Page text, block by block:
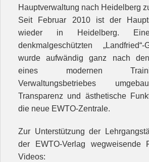
Hauptverwaltung nach Heidelberg
Seit Februar 2010 ist der
wieder in Heidelberg.
denkmalgeschützten „Landfried“-
wurde aufwändig ganz nach
eines modernen
Verwaltungsbetriebes
Transparenz und ästhetische
die neue EWTO-Zentrale.
Zur Unterstützung der
der EWTO-Verlag wegweisende
Videos: